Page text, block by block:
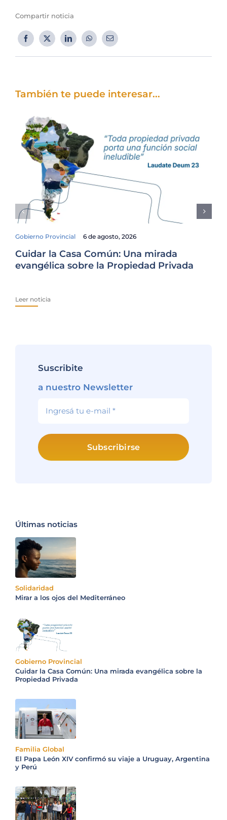
Compartir noticia
También te puede interesar...
Gobierno Provincial 6 de agosto, 2026
Cuidar la Casa Común: Una mirada
evangélica sobre la Propiedad Privada
Leer noticia
Suscribite
a nuestro Newsletter
Subscribirse
Últimas noticias
Solidaridad
Mirar a los ojos del Mediterráneo
Gobierno Provincial
Cuidar la Casa Común: Una mirada evangélica sobre la
Propiedad Privada
Familia Global
El Papa León XIV confirmó su viaje a Uruguay, Argentina
y Perú